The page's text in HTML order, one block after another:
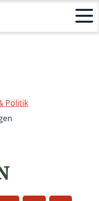
Politik